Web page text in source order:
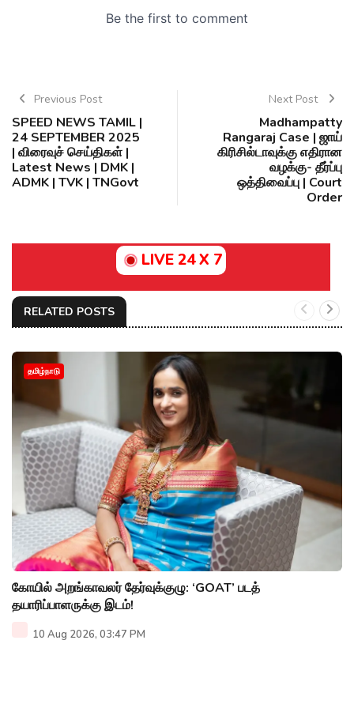
Previous Post
SPEED NEWS TAMIL |
24 SEPTEMBER 2025
| விரைவுச் செய்திகள் |
Latest News | DMK |
ADMK | TVK | TNGovt
Next Post
Madhampatty
Rangaraj Case | ஜாய்
கிரிசில்டாவுக்கு எதிரான
வழக்கு- தீர்ப்பு
ஒத்திவைப்பு | Court
Order
LIVE 24 X 7
RELATED POSTS
தமிழ்நாடு
கோயில் அறங்காவலர் தேர்வுக்குழு: ‘GOAT’ படத்
தயாரிப்பாளருக்கு இடம்!
10 Aug 2026, 03:47 PM